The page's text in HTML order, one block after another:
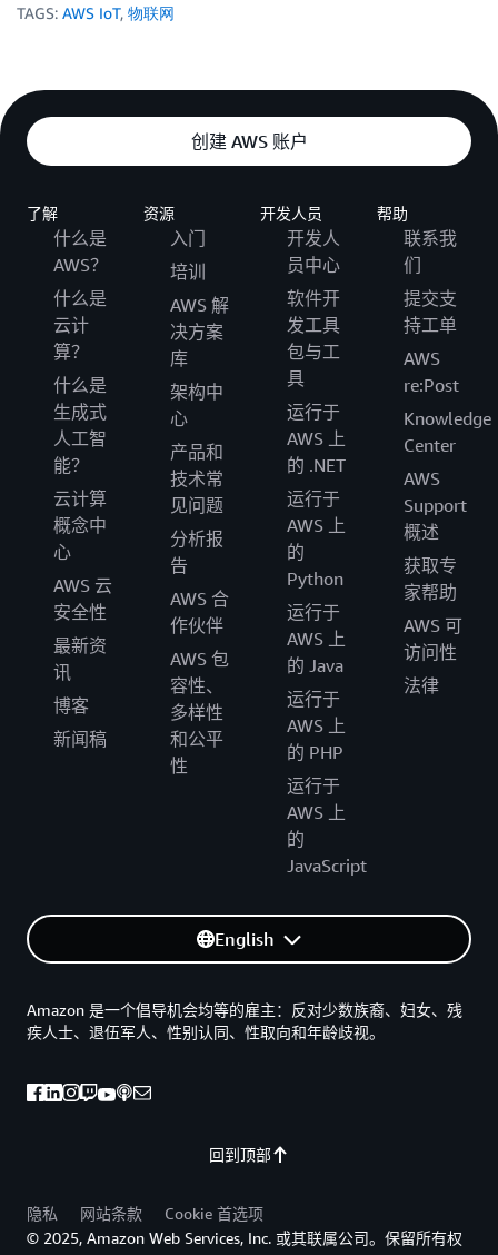
TAGS: AWS IoT, 物联网
创建 AWS 账户
了解
什么是
AWS？
什么是
云计
算？
什么是
生成式
人工智
能？
云计算
概念中
心
AWS 云
安全性
最新资
讯
博客
新闻稿
资源
入门
培训
AWS 解
决方案
库
架构中
心
产品和
技术常
见问题
分析报
告
AWS 合
作伙伴
AWS 包
容性、
多样性
和公平
性
开发人员
开发人
员中心
软件开
发工具
包与工
具
运行于
AWS 上
的 .NET
运行于
AWS 上
的
Python
运行于
AWS 上
的 Java
运行于
AWS 上
的 PHP
运行于
AWS 上
的
JavaScript
帮助
联系我
们
提交支
持工单
AWS
re:Post
Knowledge
Center
AWS
Support
概述
获取专
家帮助
AWS 可
访问性
法律
English
回到顶部
Amazon 是一个倡导机会均等的雇主：反对少数族裔、妇女、残
疾人士、退伍军人、性别认同、性取向和年龄歧视。
隐私 网站条款
Cookie 首选项
© 2025, Amazon Web Services, Inc. 或其联属公司。保留所有权